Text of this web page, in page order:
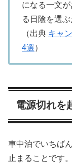
になる一文
る日陰を選
（出典 キャ
4選）
電源切れを
車中泊でいちば
止まることです。